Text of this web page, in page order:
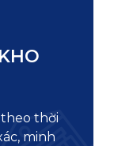
thời
minh